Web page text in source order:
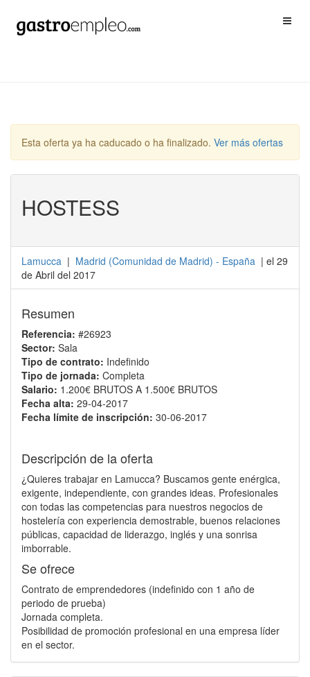
Esta oferta ya ha caducado o ha finalizado. Ver más ofertas
HOSTESS
Lamucca | Madrid (Comunidad de Madrid) - España | el 29
de Abril del 2017
Resumen
Referencia: #26923
Sector: Sala
Tipo de contrato: Indefinido
Tipo de jornada: Completa
Salario: 1.200€ BRUTOS A 1.500€ BRUTOS
Fecha alta: 29-04-2017
Fecha límite de inscripción: 30-06-2017
Descripción de la oferta
¿Quieres trabajar en Lamucca? Buscamos gente enérgica,
exigente, independiente, con grandes ideas. Profesionales
con todas las competencias para nuestros negocios de
hostelería con experiencia demostrable, buenos relaciones
públicas, capacidad de liderazgo, inglés y una sonrisa
imborrable.
Se ofrece
Contrato de emprendedores (indefinido con 1 año de
periodo de prueba)
Jornada completa.
Posibilidad de promoción profesional en una empresa líder
en el sector.